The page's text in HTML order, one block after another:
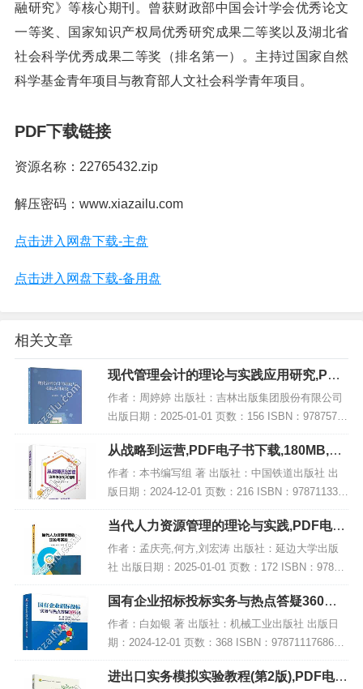
融研究》等核心期刊。曾获财政部中国会计学会优秀论文
一等奖、国家知识产权局优秀研究成果二等奖以及湖北省
社会科学优秀成果二等奖（排名第一）。主持过国家自然
科学基金青年项目与教育部人文社会科学青年项目。
PDF下载链接
资源名称：22765432.zip
解压密码：www.xiazailu.com
点击进入网盘下载-主盘
点击进入网盘下载-备用盘
相关文章
现代管理会计的理论与实践应用研究,PDF
电子书下载
作者：周婷婷 出版社：吉林出版集团股份有限公司
出版日期：2025-01-01 页数：156 ISBN：97875731
50196 电子书大小：219MB [高清扫描版PDF格式]
内容简介...
从战略到运营,PDF电子书下载,180MB,网
盘资源
作者：本书编写组 著 出版社：中国铁道出版社 出
版日期：2024-12-01 页数：216 ISBN：978711331
4774 电子书大小：180MB [高清扫描版PDF格式] 内
容简介...
当代人力资源管理的理论与实践,PDF电子
书网盘下载
作者：孟庆亮,何方,刘宏涛 出版社：延边大学出版
社 出版日期：2025-01-01 页数：172 ISBN：97872
30070393 电子书大小：195MB [高清扫描版PDF格
式] 内容...
国有企业招标投标实务与热点答疑360问,
PDF电子书下载
作者：白如银 著 出版社：机械工业出版社 出版日
期：2024-12-01 页数：368 ISBN：9787111768678
电子书大小：242MB [高清扫描版PDF格式] 内容简
介 本书...
进出口实务模拟实验教程(第2版),PDF电子